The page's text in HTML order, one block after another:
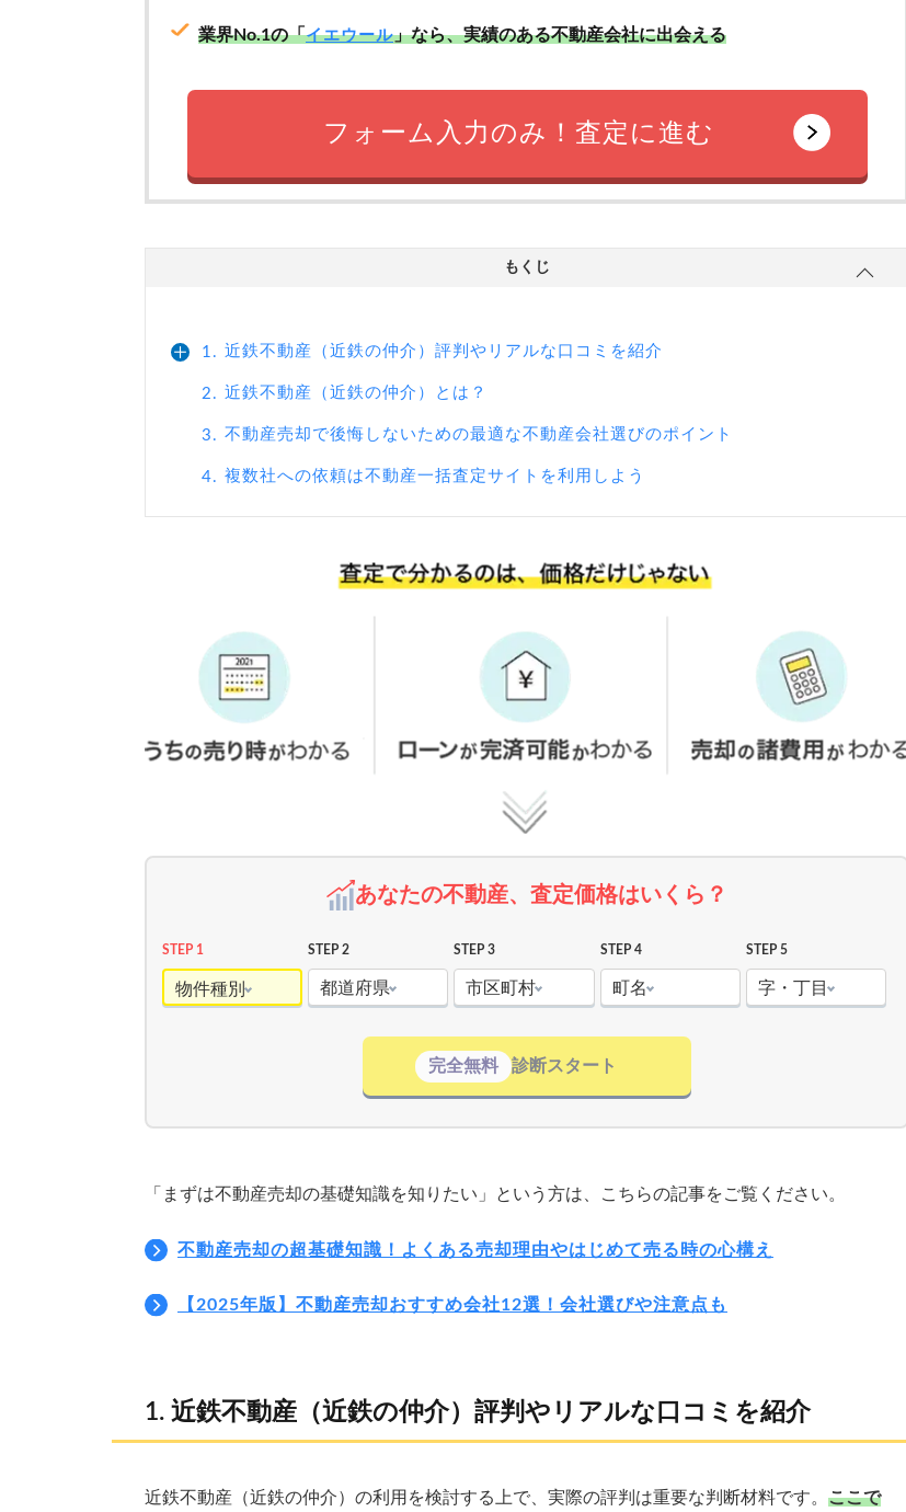
業界No.1の「イエウール」なら、実績のある不動産会社に出会える
フォーム入力のみ！査定に進む
もくじ
1. 近鉄不動産（近鉄の仲介）評判やリアルな口コミを紹介
2. 近鉄不動産（近鉄の仲介）とは？
3. 不動産売却で後悔しないための最適な不動産会社選びのポイント
4. 複数社への依頼は不動産一括査定サイトを利用しよう
あなたの不動産、査定価格はいくら？
STEP 1
物件種別
STEP 2
都道府県
STEP 3
市区町村
STEP 4
町名
STEP 5
字・丁目
完全無料 診断スタート
「まずは不動産売却の基礎知識を知りたい」という方は、こちらの記事をご覧ください。
不動産売却の超基礎知識！よくある売却理由やはじめて売る時の心構え
【2025年版】不動産売却おすすめ会社12選！会社選びや注意点も
近鉄不動産（近鉄の仲介）評判やリアルな口コミを紹介
近鉄不動産（近鉄の仲介）の利用を検討する上で、実際の評判は重要な判断材料です。 ここで